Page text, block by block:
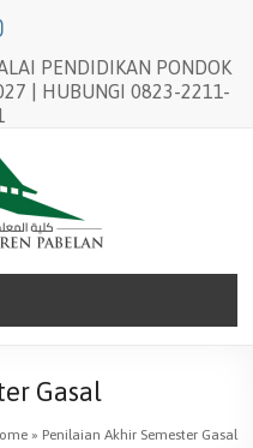
PENDIDIKAN PONDOK
| HUBUNGI 0823-2211-
Gasal
» Penilaian Akhir Semester Gasal